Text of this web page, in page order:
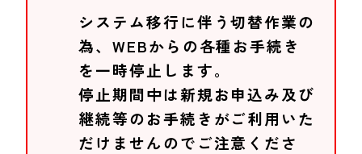
システム移行に伴う切替作業の
為、WEBからの各種お手続き
を一時停止します。
停止期間中は新規お申込み及び
継続等のお手続きがご利用いた
だけませんのでご注意くださ